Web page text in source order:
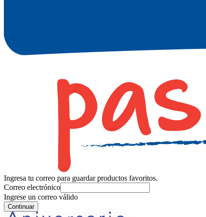
Ingresa tu correo para guardar productos favoritos.
Correo electrónico
Ingrese un correo válido
Continuar